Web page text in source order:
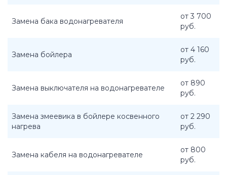
Замена бака водонагревателя
от 3 700
руб.
Замена бойлера
от 4 160
руб.
Замена выключателя на водонагревателе
от 890
руб.
Замена змеевика в бойлере косвенного
нагрева
от 2 290
руб.
Замена кабеля на водонагревателе
от 800
руб.